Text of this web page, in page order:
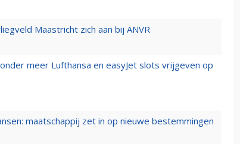
Maastricht zich aan bij ANVR
meer Lufthansa en easyJet slots vrijgeven op
maatschappij zet in op nieuwe bestemmingen